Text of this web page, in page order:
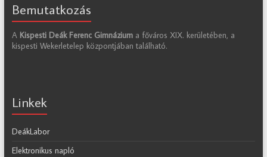
Bemutatkozás
A Kispesti Deák Ferenc Gimnázium a főváros XIX. kerületében, a
kispesti Wekerletelep központjában található.
Linkek
DeákLabor
Elektronikus napló